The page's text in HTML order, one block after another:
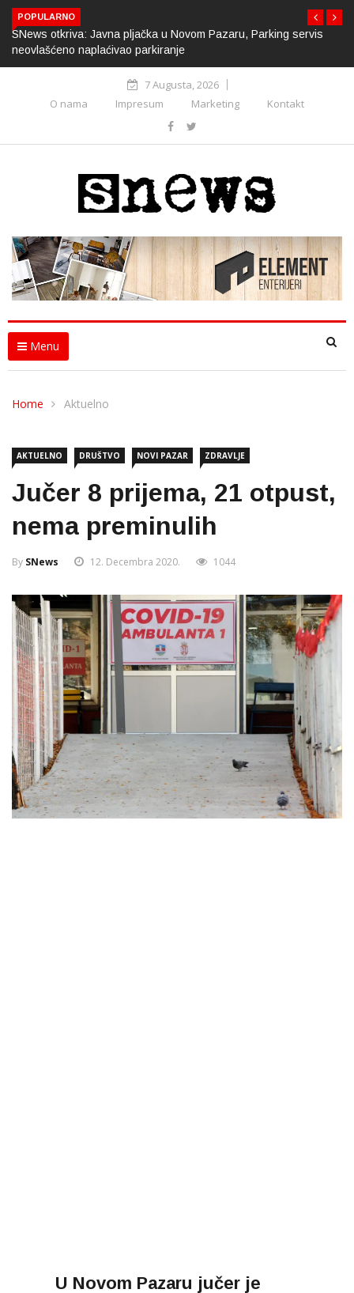
POPULARNO
SNews otkriva: Javna pljačka u Novom Pazaru, Parking servis
neovlašćeno naplaćivao parkiranje
7 Augusta, 2026
O nama
Impresum Marketing Kontakt
Menu
Home Aktuelno
AKTUELNO DRUŠTVO NOVI PAZAR ZDRAVLJE
Jučer 8 prijema, 21 otpust,
nema preminulih
By SNews 12. Decembra 2020. 1044
U Novom Pazaru jučer je